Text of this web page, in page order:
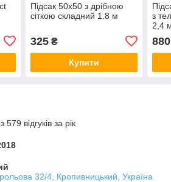
Підсак 50x50 з дрібною
сіткою складний 1.8 м
325₴
Купити
з
2,4
880
відгуків за рік
32/4, Кропивницький, Україна